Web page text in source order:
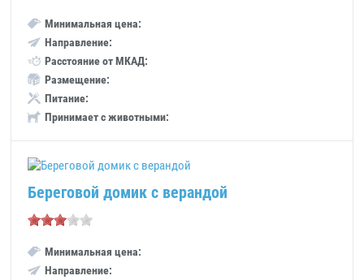
Минимальная цена:
Направление:
Расстояние от МКАД:
Размещение:
Питание:
Принимает с животными:
Береговой домик с верандой
Минимальная цена:
Направление: